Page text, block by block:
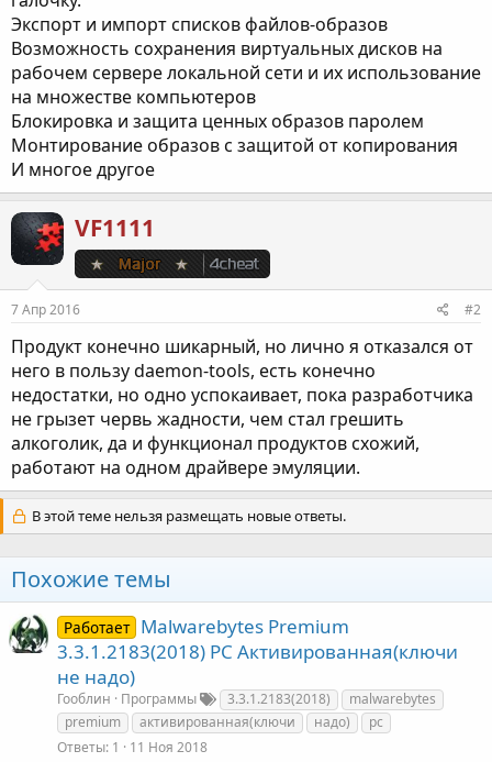
Экспорт и импорт списков файлов-образов
Возможность сохранения виртуальных дисков на
рабочем сервере локальной сети и их использование
на множестве компьютеров
Блокировка и защита ценных образов паролем
Монтирование образов с защитой от копирования
И многое другое
VF1111
7 Апр 2016 #2
Продукт конечно шикарный, но лично я отказался от
него в пользу daemon-tools, есть конечно
недостатки, но одно успокаивает, пока разработчика
не грызет червь жадности, чем стал грешить
алкоголик, да и функционал продуктов схожий,
работают на одном драйвере эмуляции.
В этой теме нельзя размещать новые ответы.
Похожие темы
Работает Malwarebytes Premium
3.3.1.2183(2018) РС Активированная(ключи
не надо)
Гооблин Программы 3.3.1.2183(2018)
malwarebytes
premium
активированная(ключи надо)
рс
Ответы 1 11 Ноя 2018